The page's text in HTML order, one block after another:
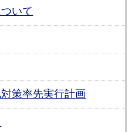
いて
策率先実行計画